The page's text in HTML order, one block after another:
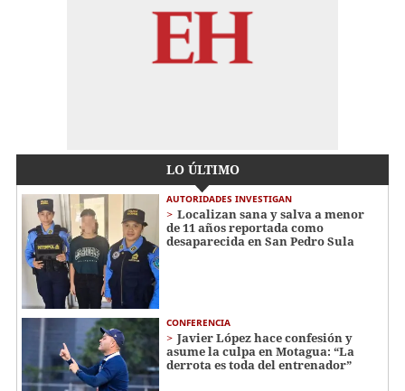
LO ÚLTIMO
AUTORIDADES INVESTIGAN
Localizan sana y salva a menor
de 11 años reportada como
desaparecida en San Pedro Sula
CONFERENCIA
Javier López hace confesión y
asume la culpa en Motagua: “La
derrota es toda del entrenador”